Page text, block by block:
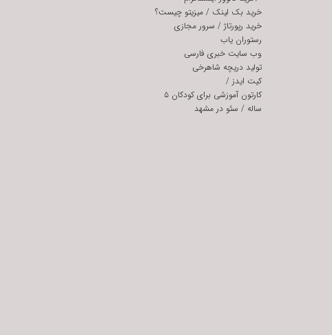
خرید بک لینک / میزیتو چیست؟
خرید رپورتاژ/ سرور مجازی
رستوران یاب
وب سایت خبری فارسی
تولید دریچه شاهرخی
کیت ایدز /
کارتون آموزشی برای کودکان ۵
ساله / سئو در مشهد